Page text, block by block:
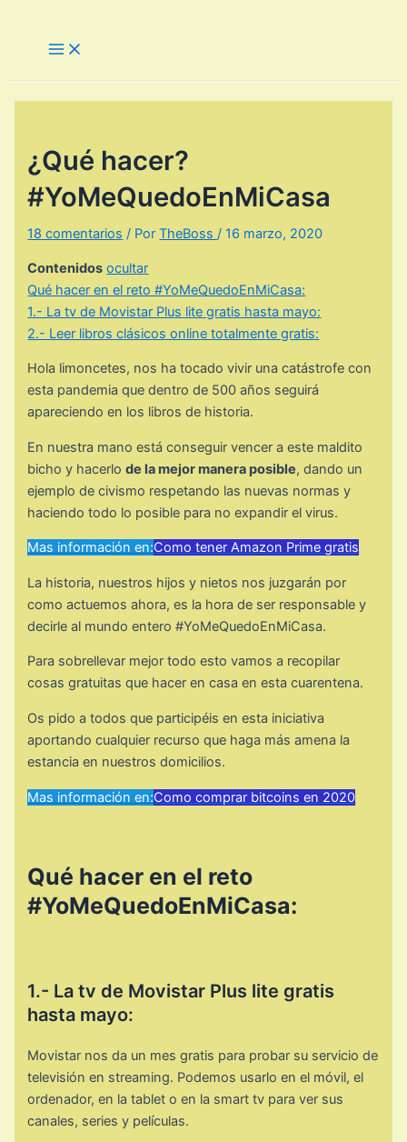
Main
Menu
¿Qué hacer?
#YoMeQuedoEnMiCasa
18 comentarios / PorTheBoss/16 marzo, 2020
Contenidos ocultar
Qué hacer en el reto #YoMeQuedoEnMiCasa:
1.- La tv de Movistar Plus lite gratis hasta mayo:
2.- Leer libros clásicos online totalmente gratis:
Hola limoncetes, nos ha tocado vivir una catástrofe con
esta pandemia que dentro de 500 años seguirá
apareciendo en los libros de historia.
En nuestra mano está conseguir vencer a este maldito
bicho y hacerlode la mejor manera posible, dando un
ejemplo de civismo respetando las nuevas normas y
haciendo todo lo posible para no expandir el virus.
Mas información en:Como tener Amazon Prime gratis
La historia, nuestros hijos y nietos nos juzgarán por
como actuemos ahora, es la hora de ser responsable y
decirle al mundo entero#YoMeQuedoEnMiCasa.
Para sobrellevar mejor todo esto vamos a recopilar
cosas gratuitas que hacer en casa en esta cuarentena.
Os pido a todos que participéis en esta iniciativa
aportando cualquier recurso que haga más amena la
estancia en nuestros domicilios.
Mas información en:Como comprar bitcoins en 2020
Qué hacer en el reto
#YoMeQuedoEnMiCasa:
1.- La tv de Movistar Plus lite gratis
hasta mayo:
Movistar nos da un mes gratis para probar su servicio de
televisión en streaming. Podemos usarlo en el móvil, el
ordenador, en la tablet o en la smart tv para ver sus
canales, series y películas.